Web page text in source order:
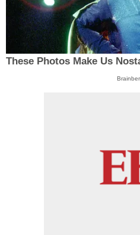
These Photos Make Us